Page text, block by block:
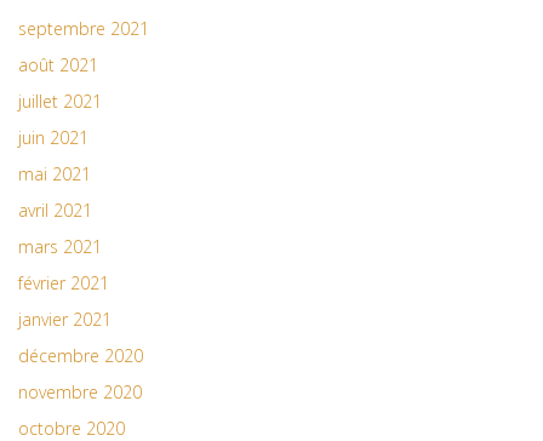
septembre 2021
août 2021
juillet 2021
juin 2021
mai 2021
avril 2021
mars 2021
février 2021
janvier 2021
décembre 2020
novembre 2020
octobre 2020